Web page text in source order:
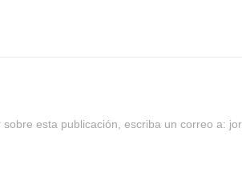
esta publicación, escriba un correo a: